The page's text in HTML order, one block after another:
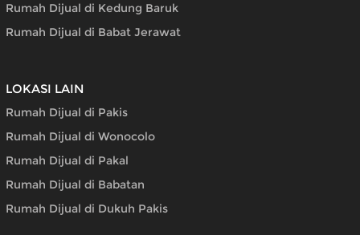
Rumah Dijual di Kedung Baruk
Rumah Dijual di Babat Jerawat
LOKASI LAIN
Rumah Dijual di Pakis
Rumah Dijual di Wonocolo
Rumah Dijual di Pakal
Rumah Dijual di Babatan
Rumah Dijual di Dukuh Pakis